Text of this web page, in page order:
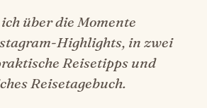
über die Momente
Highlights, in zwei
Reisetipps und
Reisetagebuch.